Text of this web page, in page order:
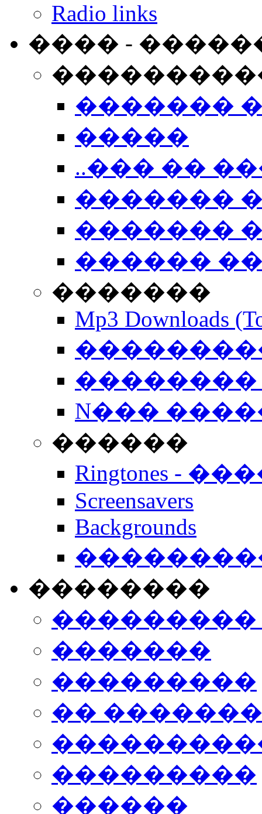
Radio links
���� -
�������
�����
..��� ��
�������
�������
������
�������
Mp3 Downloads
��������
N���
������
Ringtones -
Screensavers
Backgrounds
��������
���������
�������
���������
��
���������
������